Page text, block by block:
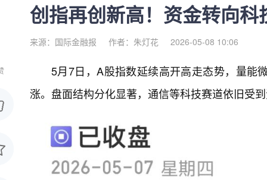
创指再创新高！资金转向
来源：国际金融报 作者：朱灯花 2026-05-08 10:06
5月7日，A股指数延续高开高走态势，量能
涨。盘面结构分化显著，通信等科技赛道依旧受